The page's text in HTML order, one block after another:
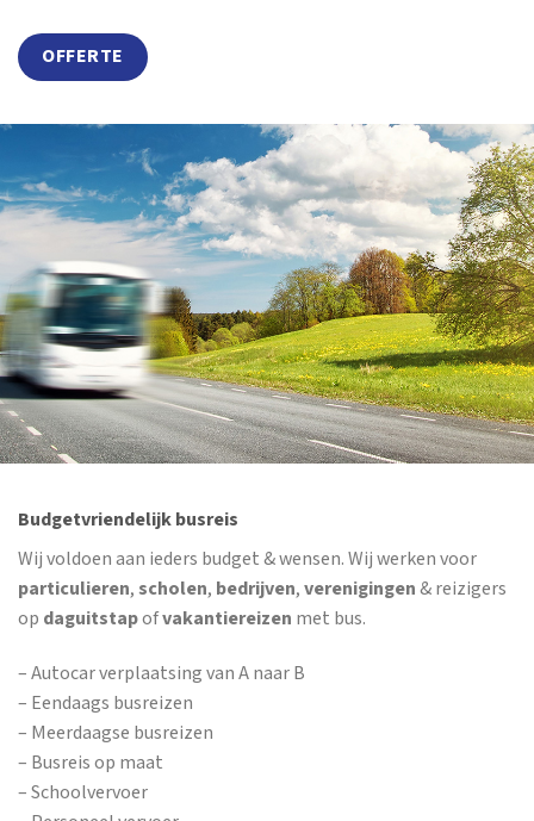
OFFERTE
Budgetvriendelijk busreis
Wij voldoen aan ieders budget & wensen. Wij werken voor
particulieren,scholen, bedrijven,verenigingen& reizigers
op daguitstapofvakantiereizen met bus.
– Autocar verplaatsing van A naar B
– Eendaags busreizen
– Meerdaagse busreizen
– Busreis op maat
– Schoolvervoer